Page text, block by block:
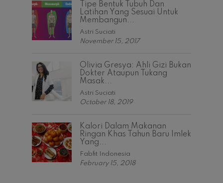
Tipe Bentuk Tubuh Dan
Latihan Yang Sesuai Untuk
Membangun...
Astri Suciati
November 15, 2017
Olivia Gresya: Ahli Gizi Bukan
Dokter Ataupun Tukang
Masak...
Astri Suciati
October 18, 2019
Kalori Dalam Makanan
Ringan Khas Tahun Baru Imlek
Yang...
Fabfit Indonesia
February 15, 2018